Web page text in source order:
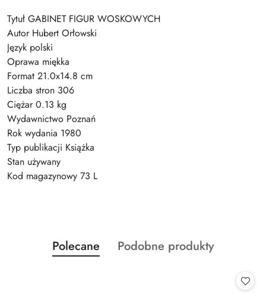
Tytuł GABINET FIGUR WOSKOWYCH
Autor Hubert Orłowski
Język polski
Oprawa miękka
Format 21.0x14.8 cm
Liczba stron 306
Ciężar 0.13 kg
Wydawnictwo Poznań
Rok wydania 1980
Typ publikacji Książka
Stan używany
Kod magazynowy 73 L
Pomiń karuzelę produktów
Produkty
o
Polecane
Produkty
Podobne produkty